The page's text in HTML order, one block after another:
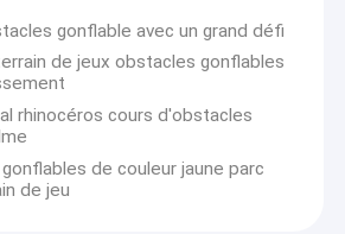
gonflable avec un grand défi
de jeux obstacles gonflables
rhinocéros cours d'obstacles
de couleur jaune parc
de jeu